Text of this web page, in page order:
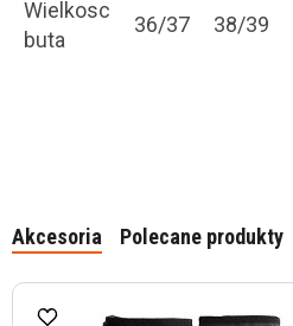
Wielkosc
buta
36/37 38/39
Akcesoria Polecane produkty